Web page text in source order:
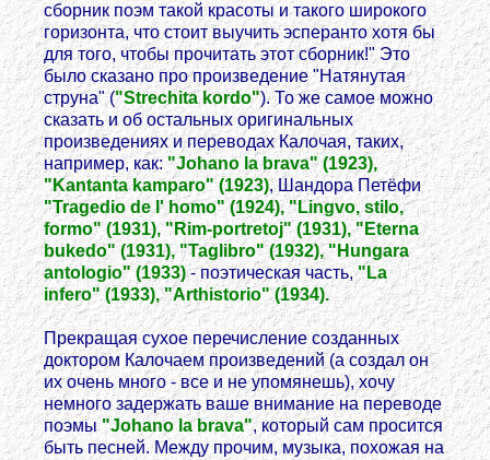
сборник поэм такой красоты и такого широкого
горизонта, что стоит выучить эсперанто хотя бы
для того, чтобы прочитать этот сборник!" Это
было сказано про произведение "Натянутая
струна" ("Strechita kordo"). То же самое можно
сказать и об остальных оригинальных
произведениях и переводах Калочая, таких,
например, как: "Johano la brava" (1923),
"Kantanta kamparo" (1923), Шандора Петёфи
"Tragedio de l' homo" (1924), "Lingvo, stilo,
formo" (1931), "Rim-portretoj" (1931), "Eterna
bukedo" (1931), "Taglibro" (1932), "Hungara
antologio" (1933)- поэтическая часть,"La
infero" (1933), "Arthistorio" (1934).
Прекращая сухое перечисление созданных
доктором Калочаем произведений (а создал он
их очень много - все и не упомянешь), хочу
немного задержать ваше внимание на переводе
поэмы"Johano la brava", который сам просится
быть песней. Между прочим, музыка, похожая на